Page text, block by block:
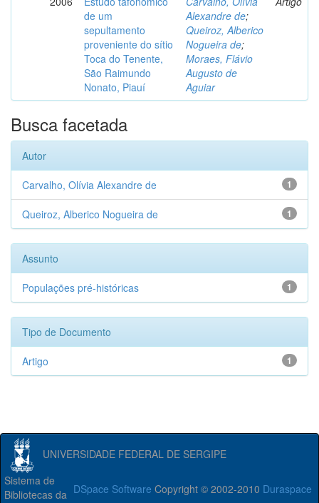
de um
sepultamento
proveniente do sítio
Toca do Tenente,
São Raimundo
Nonato, Piauí
Alexandre de;
Queiroz, Alberico
Nogueira de;
Moraes, Flávio
Augusto de
Aguiar
Busca facetada
Autor
1
Carvalho, Olívia Alexandre de
1
Queiroz, Alberico Nogueira de
Assunto
1
Populações pré-históricas
Tipo de Documento
1
Artigo
UNIVERSIDADE FEDERAL DE SERGIPE
DSpace Software Copyright © 2002-2010 Duraspace
Sistema de
Bibliotecas da